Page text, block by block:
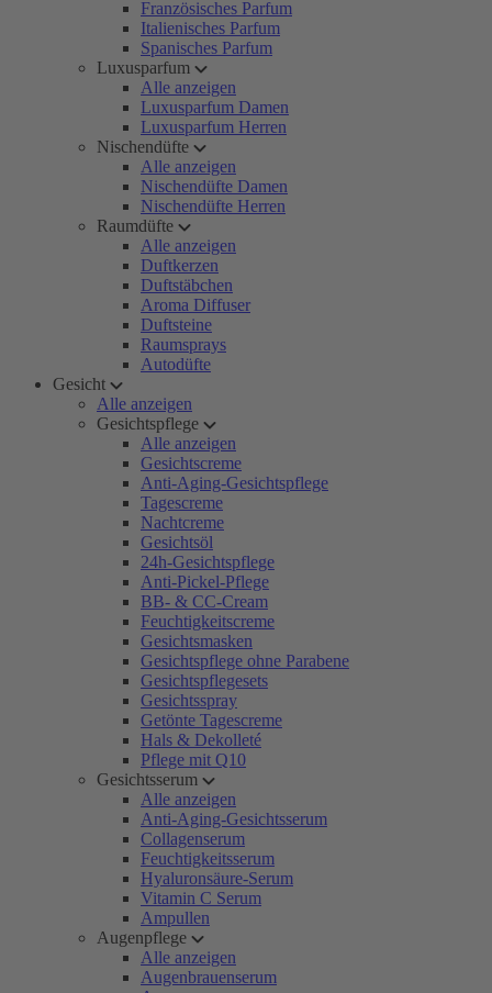
Französisches Parfum
Italienisches Parfum
Spanisches Parfum
Luxusparfum
Alle anzeigen
Luxusparfum Damen
Luxusparfum Herren
Nischendüfte
Alle anzeigen
Nischendüfte Damen
Nischendüfte Herren
Raumdüfte
Alle anzeigen
Duftkerzen
Duftstäbchen
Aroma Diffuser
Duftsteine
Raumsprays
Autodüfte
Gesicht
Alle anzeigen
Gesichtspflege
Alle anzeigen
Gesichtscreme
Anti-Aging-Gesichtspflege
Tagescreme
Nachtcreme
Gesichtsöl
24h-Gesichtspflege
Anti-Pickel-Pflege
BB- & CC-Cream
Feuchtigkeitscreme
Gesichtsmasken
Gesichtspflege ohne Parabene
Gesichtspflegesets
Gesichtsspray
Getönte Tagescreme
Hals & Dekolleté
Pflege mit Q10
Gesichtsserum
Alle anzeigen
Anti-Aging-Gesichtsserum
Collagenserum
Feuchtigkeitsserum
Hyaluronsäure-Serum
Vitamin C Serum
Ampullen
Augenpflege
Alle anzeigen
Augenbrauenserum